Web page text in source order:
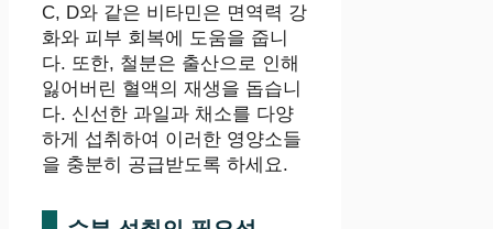
C, D와 같은 비타민은 면역력 강
화와 피부 회복에 도움을 줍니
다. 또한, 철분은 출산으로 인해
잃어버린 혈액의 재생을 돕습니
다. 신선한 과일과 채소를 다양
하게 섭취하여 이러한 영양소들
을 충분히 공급받도록 하세요.